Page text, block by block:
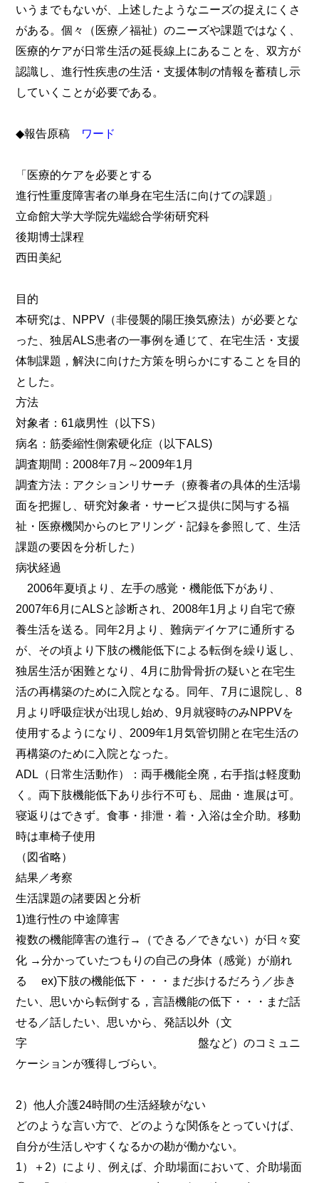
いうまでもないが、上述したようなニーズの捉えにくさ
がある。個々（医療／福祉）のニーズや課題ではなく、
医療的ケアが日常生活の延長線上にあることを、双方が
認識し、進行性疾患の生活・支援体制の情報を蓄積し示
していくことが必要である。
◆報告原稿 ワード
「医療的ケアを必要とする
進行性重度障害者の単身在宅生活に向けての課題」
立命館大学大学院先端総合学術研究科
後期博士課程
西田美紀
目的
本研究は、NPPV（非侵襲的陽圧換気療法）が必要とな
った、独居ALS患者の一事例を通じて、在宅生活・支援
体制課題，解決に向けた方策を明らかにすることを目的
とした。
方法
対象者：61歳男性（以下S）
病名：筋委縮性側索硬化症（以下ALS)
調査期間：2008年7月～2009年1月
調査方法：アクションリサーチ（療養者の具体的生活場
面を把握し、研究対象者・サービス提供に関与する福
祉・医療機関からのヒアリング・記録を参照して、生活
課題の要因を分析した）
病状経過
2006年夏頃より、左手の感覚・機能低下があり、
2007年6月にALSと診断され、2008年1月より自宅で療
養生活を送る。同年2月より、難病デイケアに通所する
が、その頃より下肢の機能低下による転倒を繰り返し、
独居生活が困難となり、4月に肋骨骨折の疑いと在宅生
活の再構築のために入院となる。同年、7月に退院し、8
月より呼吸症状が出現し始め、9月就寝時のみNPPVを
使用するようになり、2009年1月気管切開と在宅生活の
再構築のために入院となった。
ADL（日常生活動作）：両手機能全廃，右手指は軽度動
く。両下肢機能低下あり歩行不可も、屈曲・進展は可。
寝返りはできず。食事・排泄・着・入浴は全介助。移動
時は車椅子使用
（図省略）
結果／考察
生活課題の諸要因と分析
1)進行性の 中途障害
複数の機能障害の進行→（できる／できない）が日々変
化 →分かっていたつもりの自己の身体（感覚）が崩れ
る ex)下肢の機能低下・・・まだ歩けるだろう／歩き
たい、思いから転倒する，言語機能の低下・・・まだ話
せる／話したい、思いから、発話以外（文
字 盤など）のコミュニ
ケーションが獲得しづらい。
2）他人介護24時間の生活経験がない
どのような言い方で、どのような関係をとっていけば、
自分が生活しやすくなるかの勘が働かない。
1）＋2）により、例えば、介助場面において、介助場面